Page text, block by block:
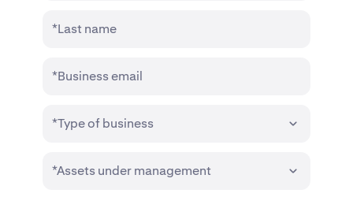
*Last name
*Business email
*Type of business
*Assets under management